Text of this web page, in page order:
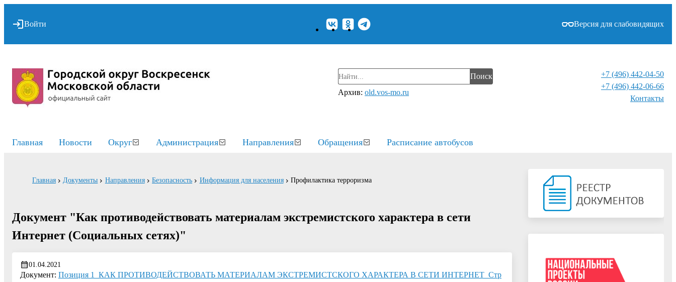
Войти Версия для слабовидящих
Поиск
Архив: old.vos-mo.ru
+7 (496) 442-04-50
+7 (496) 442-06-66
Контакты⁠
Главная Новости Округ Администрация Направления Обращения Расписание автобусов
Главная Документы Направления Безопасность Информация для населения Профилактика терроризма
Документ "Как противодействовать материалам экстремистского характера в сети
Интернет (Социальных сетях)"
01.04.2021
Документ: Позиция 1_КАК ПРОТИВОДЕЙСТВОВАТЬ МАТЕРИАЛАМ ЭКСТРЕМИСТСКОГО ХАРАКТЕРА В СЕТИ ИНТЕРНЕТ_Стр